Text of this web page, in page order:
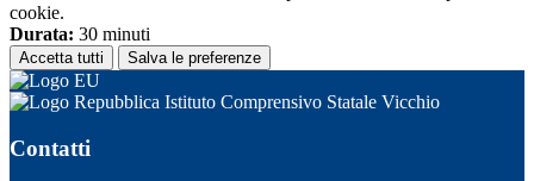
cookie.
Durata: 30 minuti
Accetta tutti Salva le preferenze
Istituto Comprensivo Statale Vicchio
Contatti